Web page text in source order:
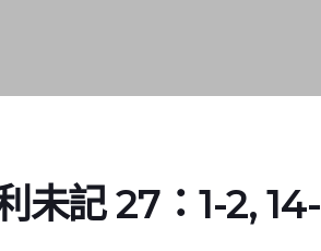
未記 27：1-2, 14-